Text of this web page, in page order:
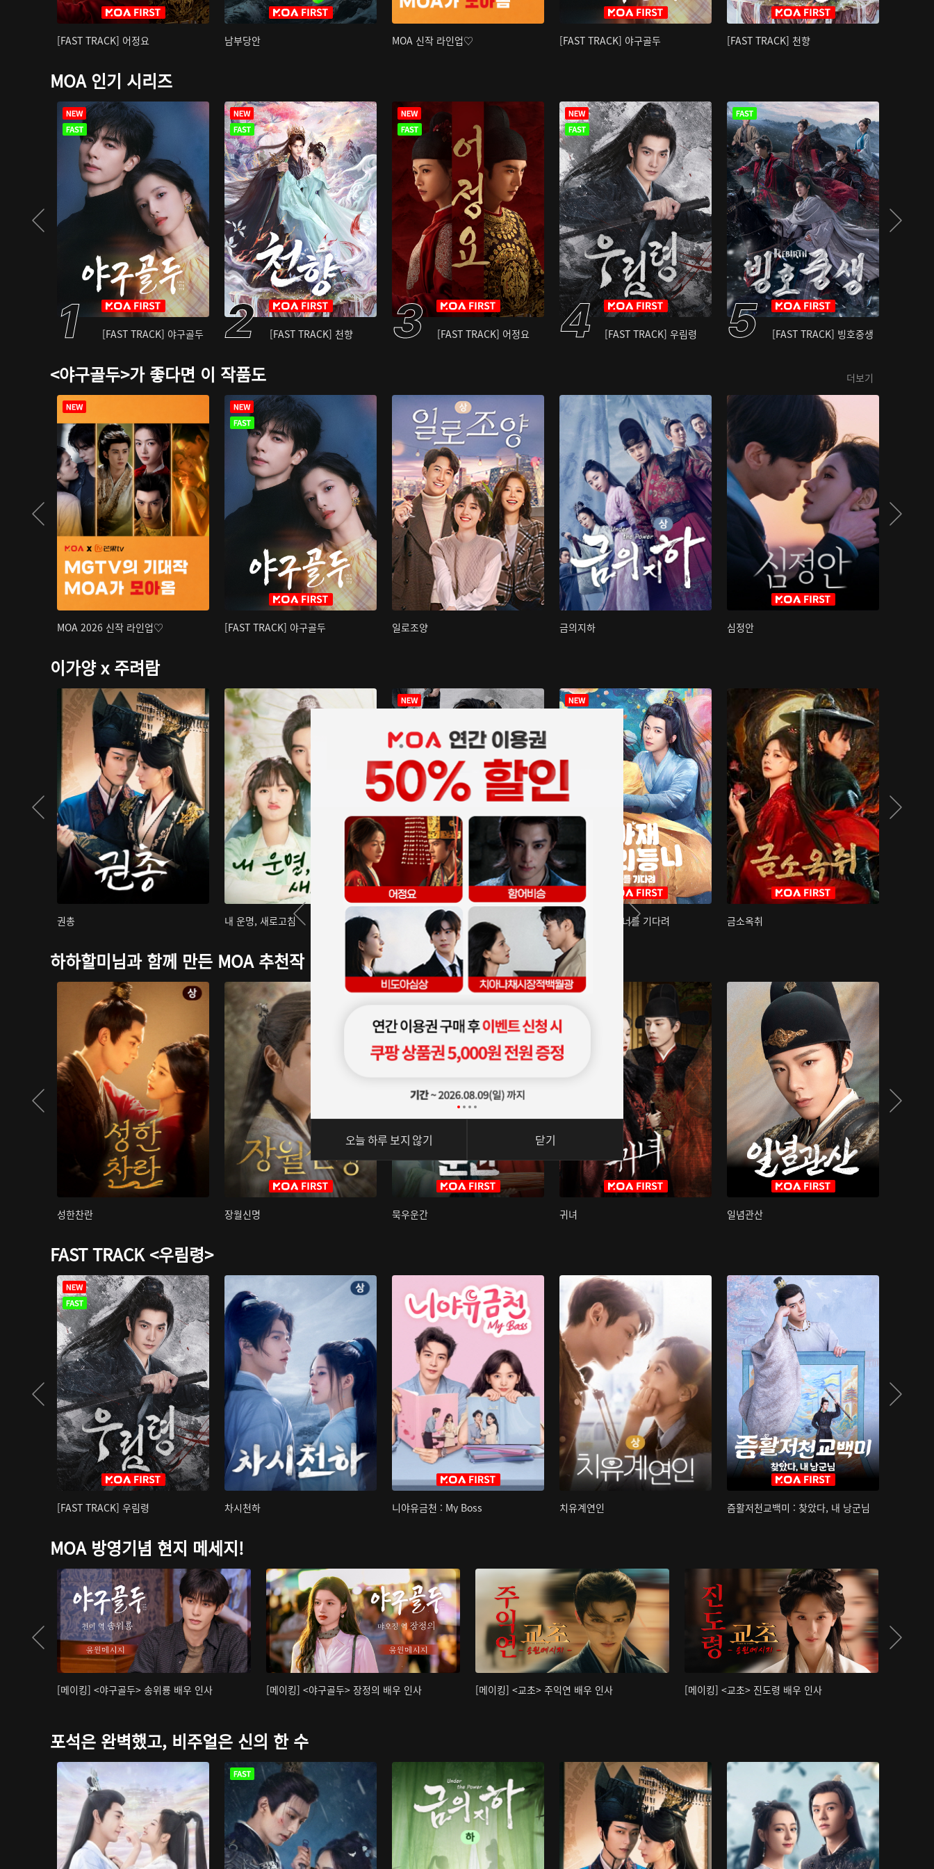
[FAST TRACK] 어정요 남부당안 MOA 신작 라인업♡ [FAST TRACK] 야구골두 [FAST TRACK] 천향
MOA 인기 시리즈
[FAST TRACK] 야구골두 [FAST TRACK] 천향 [FAST TRACK] 어정요 [FAST TRACK] 우림령 [FAST TRACK] 빙호중생
<야구골두>가 좋다면 이 작품도 더보기
MOA 2026 신작 라인업♡ [FAST TRACK] 야구골두 일로조양 금의지하 심정안
이가양 x 주려람
권총 내 운명, 새로고침 아재저리등니 : 너를 기다려 금소옥취
하하할미님과 함께 만든 MOA 추천작
성한찬란 장월신명 묵우운간 귀녀 일념관산
FAST TRACK <우림령>
[FAST TRACK] 우림령 차시천하 니야유금천 : My Boss 치유계연인 즘활저천교백미 : 찾았다, 내 낭군님
MOA 방영기념 현지 메세지!
[메이킹] <야구골두> 송위룡 배우 인사 [메이킹] <야구골두> 장정의 배우 인사 [메이킹] <교초> 주익연 배우 인사 [메이킹] <교초> 진도령 배우 인사
포석은 완벽했고, 비주얼은 신의 한 수
오늘 하루 보지 않기 닫기